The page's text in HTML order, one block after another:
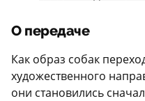
О передаче
Как образ собак
художественного
они становились